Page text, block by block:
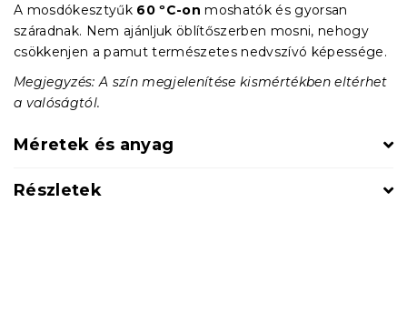
A mosdókesztyűk 60 ºC-on moshatók és gyorsan
száradnak. Nem ajánljuk öblítőszerben mosni, nehogy
csökkenjen a pamut természetes nedvszívó képessége.
Megjegyzés: A szín megjelenítése kismértékben eltérhet
a valóságtól.
Méretek és anyag
Részletek